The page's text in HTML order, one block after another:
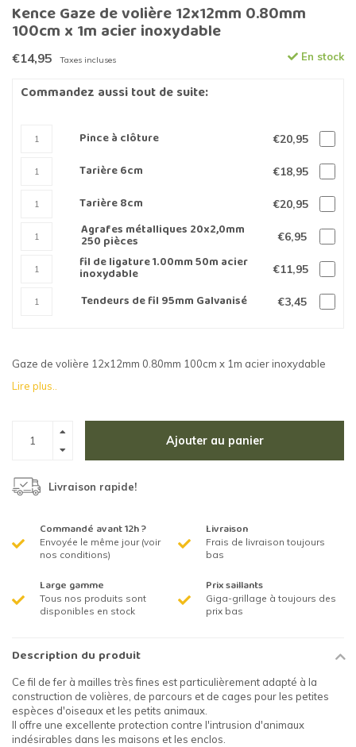
Kence Gaze de volière 12x12mm 0.80mm
100cm x 1m acier inoxydable
€14,95 Taxes incluses En stock
Commandez aussi tout de suite:
Pince à clôture €20,95
Tarière 6cm €18,95
Tarière 8cm €20,95
Agrafes métalliques 20x2,0mm
250 pièces €6,95
fil de ligature 1.00mm 50m acier
inoxydable €11,95
Tendeurs de fil 95mm Galvanisé €3,45
Gaze de volière 12x12mm 0.80mm 100cm x 1m acier inoxydable
Lire plus..
Ajouter au panier
Livraison rapide!
Commandé avant 12h ?
Envoyée le même jour (voir
nos conditions)
Livraison
Frais de livraison toujours
bas
Large gamme
Tous nos produits sont
disponibles en stock
Prix saillants
Giga-grillage à toujours des
prix bas
Description du produit
Ce fil de fer à mailles très fines est particulièrement adapté à la
construction de volières, de parcours et de cages pour les petites
espèces d'oiseaux et les petits animaux.
Il offre une excellente protection contre l'intrusion d'animaux
indésirables dans les maisons et les enclos.